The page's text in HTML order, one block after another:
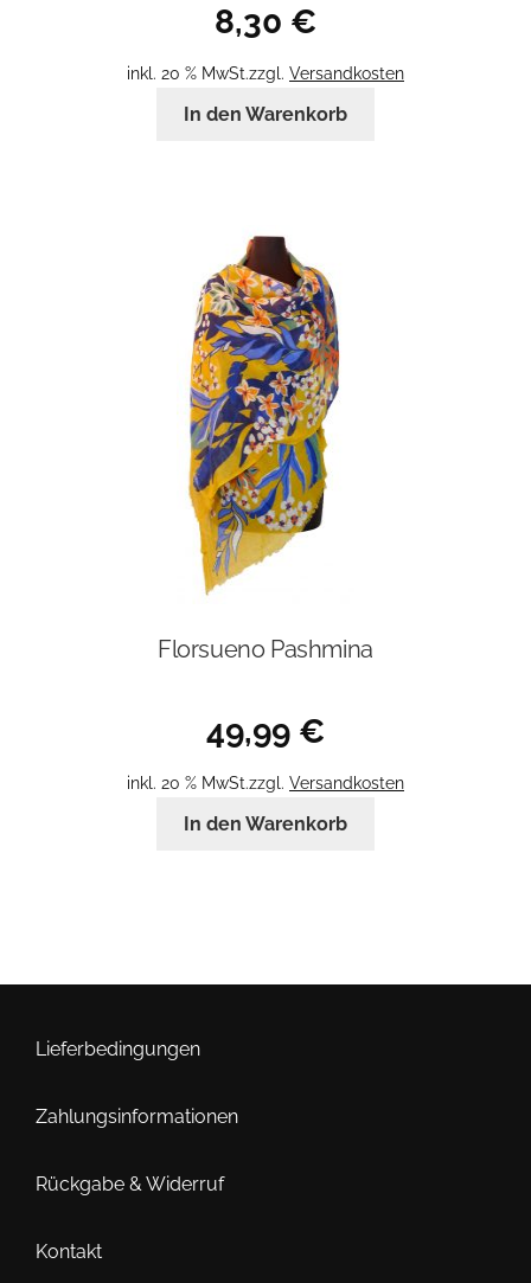
8,30 €
inkl. 20 % MwSt.zzgl. Versandkosten
In den Warenkorb
Florsueno Pashmina
49,99 €
inkl. 20 % MwSt.zzgl. Versandkosten
In den Warenkorb
Lieferbedingungen
Zahlungsinformationen
Rückgabe & Widerruf
Kontakt